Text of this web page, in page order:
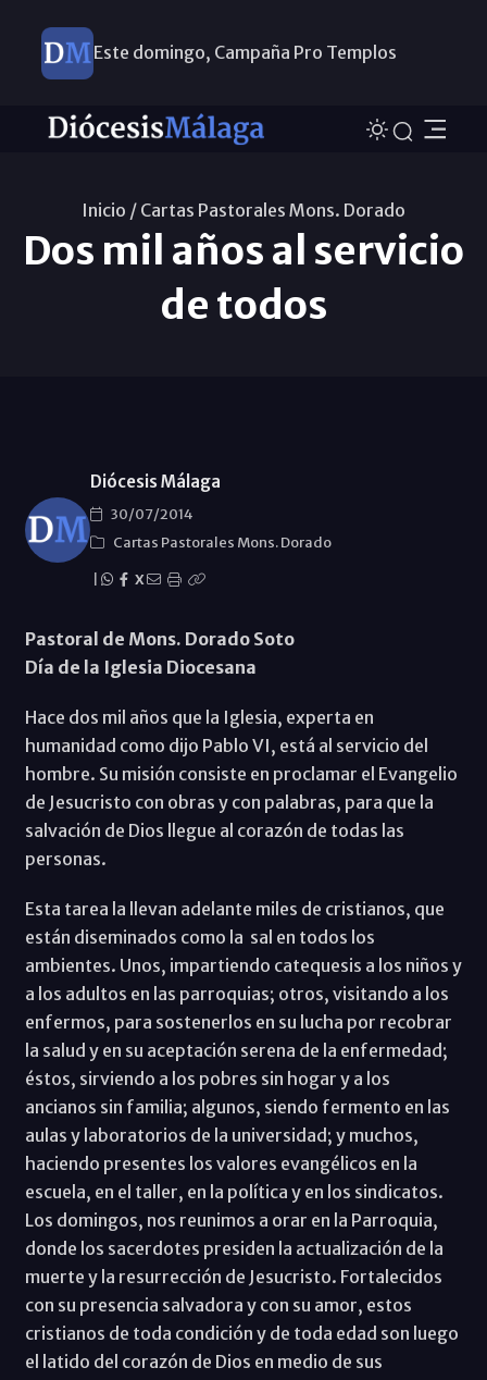
Este domingo, Campaña Pro Templos
Inicio / Cartas Pastorales Mons. Dorado
Dos mil años al servicio
de todos
Diócesis Málaga
30/07/2014
Cartas Pastorales Mons. Dorado
X
Pastoral de Mons. Dorado Soto
Día de la Iglesia Diocesana
Hace dos mil años que la Iglesia, experta en
humanidad como dijo Pablo VI, está al servicio del
hombre. Su misión consiste en proclamar el Evangelio
de Jesucristo con obras y con palabras, para que la
salvación de Dios llegue al corazón de todas las
personas.
Esta tarea la llevan adelante miles de cristianos, que
están diseminados como la sal en todos los
ambientes. Unos, impartiendo catequesis a los niños y
a los adultos en las parroquias; otros, visitando a los
enfermos, para sostenerlos en su lucha por recobrar
la salud y en su aceptación serena de la enfermedad;
éstos, sirviendo a los pobres sin hogar y a los
ancianos sin familia; algunos, siendo fermento en las
aulas y laboratorios de la universidad; y muchos,
haciendo presentes los valores evangélicos en la
escuela, en el taller, en la política y en los sindicatos.
Los domingos, nos reunimos a orar en la Parroquia,
donde los sacerdotes presiden la actualización de la
muerte y la resurrección de Jesucristo. Fortalecidos
con su presencia salvadora y con su amor, estos
cristianos de toda condición y de toda edad son luego
el latido del corazón de Dios en medio de sus